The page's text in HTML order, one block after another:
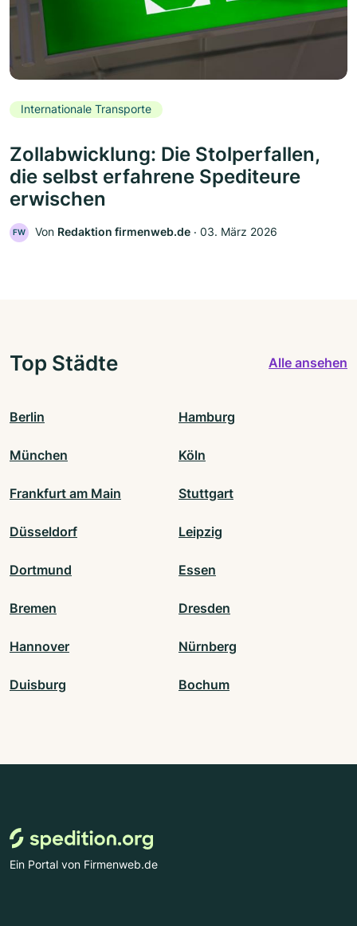
Internationale Transporte
Zollabwicklung: Die Stolperfallen,
die selbst erfahrene Spediteure
erwischen
FW Von Redaktion firmenweb.de ‧ 03. März 2026
Top Städte Alle ansehen
Berlin Hamburg
München Köln
Frankfurt am Main Stuttgart
Düsseldorf Leipzig
Dortmund Essen
Bremen Dresden
Hannover Nürnberg
Duisburg Bochum
Ein Portal von Firmenweb.de